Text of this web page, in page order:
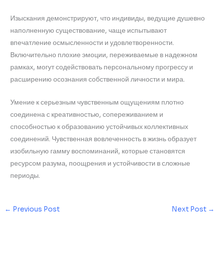
Изыскания демонстрируют, что индивиды, ведущие душевно
наполненную существование, чаще испытывают
впечатление осмысленности и удовлетворенности.
Включительно плохие эмоции, переживаемые в надежном
рамках, могут содействовать персональному прогрессу и
расширению осознания собственной личности и мира.
Умение к серьезным чувственным ощущениям плотно
соединена с креативностью, сопереживанием и
способностью к образованию устойчивых коллективных
соединений. Чувственная вовлеченность в жизнь образует
изобильную гамму воспоминаний, которые становятся
ресурсом разума, поощрения и устойчивости в сложные
периоды.
← Previous Post Next Post →